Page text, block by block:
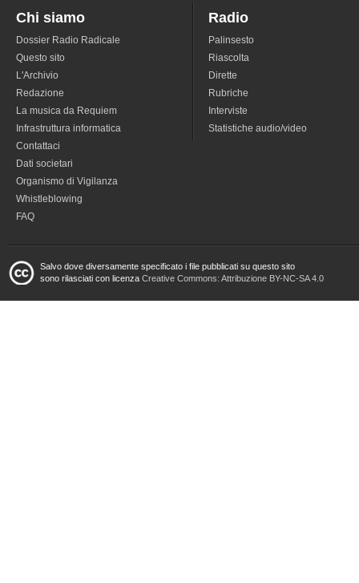
Chi siamo
Dossier Radio Radicale
Questo sito
L'Archivio
Redazione
La musica da Requiem
Infrastruttura informatica
Contattaci
Dati societari
Organismo di Vigilanza
Whistleblowing
FAQ
Radio
Palinsesto
Riascolta
Dirette
Rubriche
Interviste
Statistiche audio/video
Salvo dove diversamente specificato i file pubblicati su questo sito
sono rilasciati con licenza Creative Commons: Attribuzione BY-NC-SA 4.0